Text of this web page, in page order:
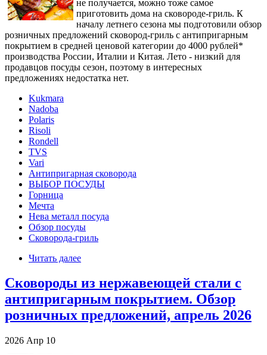
не получается, можно тоже самое
приготовить дома на сковороде-гриль. К
началу летнего сезона мы подготовили обзор
розничных предложений сковород-гриль с антипригарным
покрытием в средней ценовой категории до 4000 рублей*
производства России, Италии и Китая. Лето - низкий для
продавцов посуды сезон, поэтому в интересных
предложениях недостатка нет.
Kukmara
Nadoba
Polaris
Risoli
Rondell
TVS
Vari
Антипригарная сковорода
ВЫБОР ПОСУДЫ
Горница
Мечта
Нева металл посуда
Обзор посуды
Сковорода-гриль
Читать далее
Сковороды из нержавеющей стали с
антипригарным покрытием. Обзор
розничных предложений, апрель 2026
2026 Апр 10